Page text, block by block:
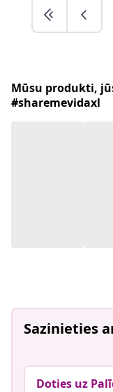
Mūsu produkti,
#sharemevidaxl
Sazinieties
Doties uz